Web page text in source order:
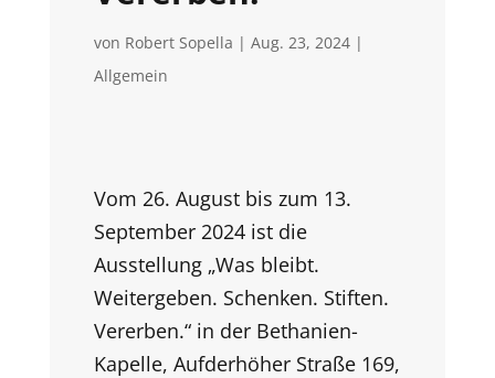
von Robert Sopella | Aug. 23, 2024|
Allgemein
Vom 26. August bis zum 13.
September 2024 ist die
Ausstellung „Was bleibt.
Weitergeben. Schenken. Stiften.
Vererben.“ in der Bethanien-
Kapelle, Aufderhöher Straße 169,